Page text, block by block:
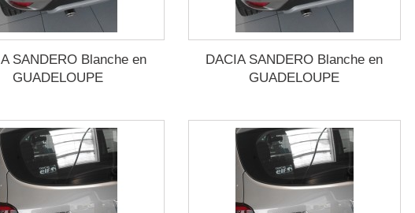
SANDERO Blanche en
GUADELOUPE
DACIA SANDERO Blanche en
GUADELOUPE